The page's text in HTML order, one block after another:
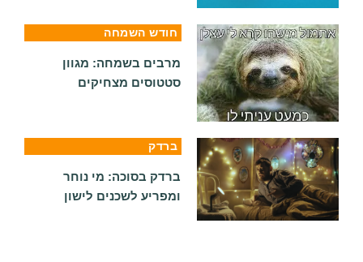
חודש השמחה
מרבים בשמחה: מגוון
סטטוסים מצחיקים
ברדק
ברדק בסוכה: מי נוחר
ומפריע לשכנים לישון